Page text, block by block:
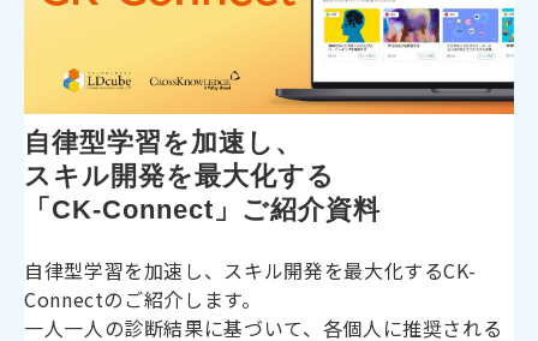
自律型学習を加速し、
スキル開発を最大化する
「CK-Connect」ご紹介資料
自律型学習を加速し、スキル開発を最大化するCK-
Connectのご紹介します。
一人一人の診断結果に基づいて、各個人に推奨される